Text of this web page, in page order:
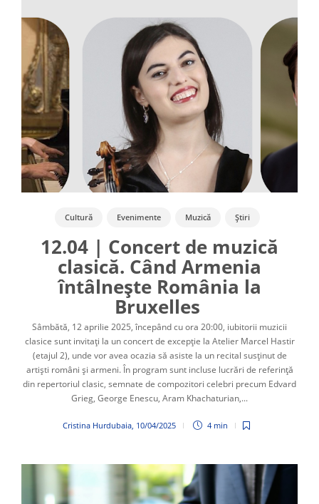
Cultură Evenimente Muzică Știri
12.04 | Concert de muzică
clasică. Când Armenia
întâlnește România la
Bruxelles
Sâmbătă, 12 aprilie 2025, începând cu ora 20:00, iubitorii muzicii
clasice sunt invitați la un concert de excepție la Atelier Marcel Hastir
(etajul 2), unde vor avea ocazia să asiste la un recital susținut de
artiști români și armeni. În program sunt incluse lucrări de referință
din repertoriul clasic, semnate de compozitori celebri precum Edvard
Grieg, George Enescu, Aram Khachaturian,...
Cristina Hurdubaia, 10/04/2025 4 min